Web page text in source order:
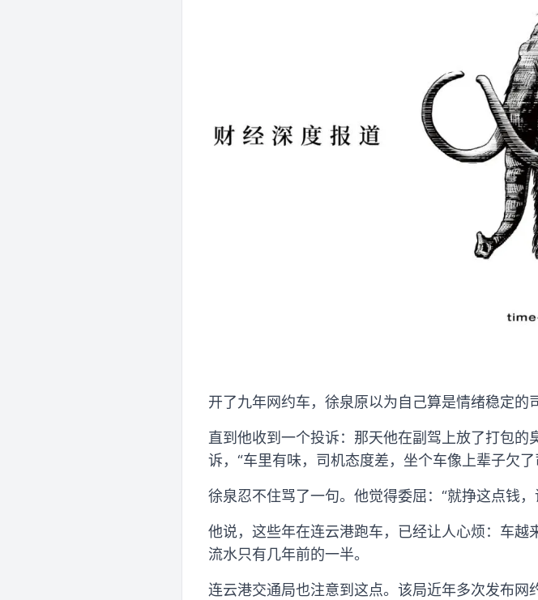
开了九年网约车，徐泉原以为自己算是情绪稳定的
直到他收到一个投诉：那天他在副驾上放了打包
诉，“车里有味，司机态度差，坐个车像上辈子欠了
徐泉忍不住骂了一句。他觉得委屈：“就挣这点钱
他说，这些年在连云港跑车，已经让人心烦：车越
流水只有几年前的一半。
连云港交通局也注意到这点。该局近年多次发布网